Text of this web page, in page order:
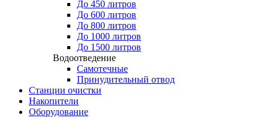
До 450 литров
До 600 литров
До 800 литров
До 1000 литров
До 1500 литров
Водоотведение
Самотечные
Принудительный отвод
Станции очистки
Накопители
Оборудование